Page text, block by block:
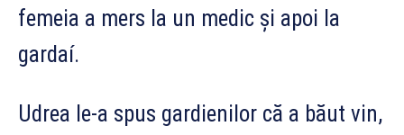
femeia a mers la un medic și apoi la
gardaí.
Udrea le-a spus gardienilor că a băut vin,